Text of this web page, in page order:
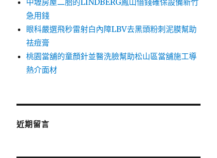
中壢房屋二胎的LINDBERG鳳山借錢確保設備新竹
急用錢
眼科嚴選飛秒雷射白內障LBV去黑頭粉刺泥膜幫助
祛痘膏
桃園當舖的童顏針並醫洗臉幫助松山區當舖施工導
熱介面材
近期留言